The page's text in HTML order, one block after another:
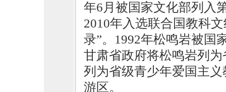
年6月被国家文化部列入
2010年入选联合国教科
录”。1992年松鸣岩被国
甘肃省政府将松鸣岩列
列为省级青少年爱国主
游区。